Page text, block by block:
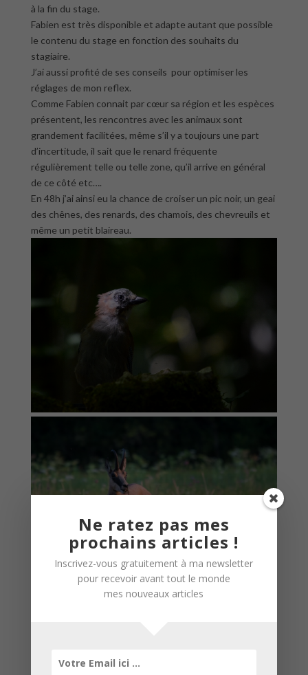
à la fin du stage.
Fabien est très disponible et adapte autant que possible
le contenu du stage en fonction des souhaits du
stagiaire.
J’ai aussi profité de ses conseils pour optimiser les
réglages de mon reflex.
Comme Fabien connait par cœur sa région et les espèces
présentent, les rencontres avec les animaux sont
grandement facilitées, même s’il y a toujours une part
d’incertitude, il sait que le renard fréquente
régulièrement telle ou telle zone, qu’il arrive en général
de ce côté etc….
En 48h j’ai ainsi eu la chance de croiser un pic noir, un geai
des chênes, des renards, des chamois, des chevreuils et
même un petit blaireau.
Ne ratez pas mes
prochains articles !
Inscrivez-vous gratuitement à ma newsletter
pour recevoir avant tout le monde
mes nouveaux articles